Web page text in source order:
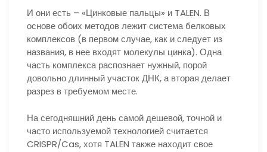
И они есть – «Цинковые пальцы» и TALEN. В
основе обоих методов лежит система белковых
комплексов (в первом случае, как и следует из
названия, в нее входят молекулы цинка). Одна
часть комплекса распознает нужный, порой
довольно длинный участок ДНК, а вторая делает
разрез в требуемом месте.
На сегодняшний день самой дешевой, точной и
часто используемой технологией считается
CRISPR/Cas, хотя TALEN также находит свое